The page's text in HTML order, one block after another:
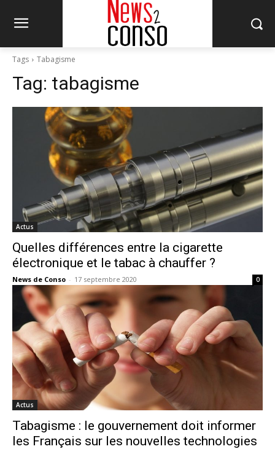
Tags Tabagisme
Tag: tabagisme
Actus
Quelles différences entre la cigarette
électronique et le tabac à chauffer ?
News de Conso - 17 septembre 2020 0
Actus
Tabagisme : le gouvernement doit informer
les Français sur les nouvelles technologies